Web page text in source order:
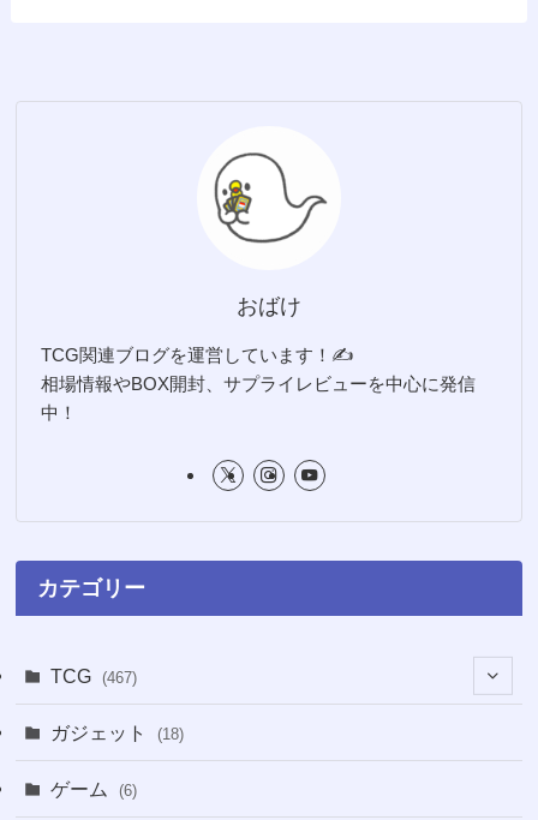
おばけ
TCG関連ブログを運営しています！✍️
相場情報やBOX開封、サプライレビューを中心に発信
中！
カテゴリー
TCG (467)
(16)
ガジェット (18)
ゲーム (6)